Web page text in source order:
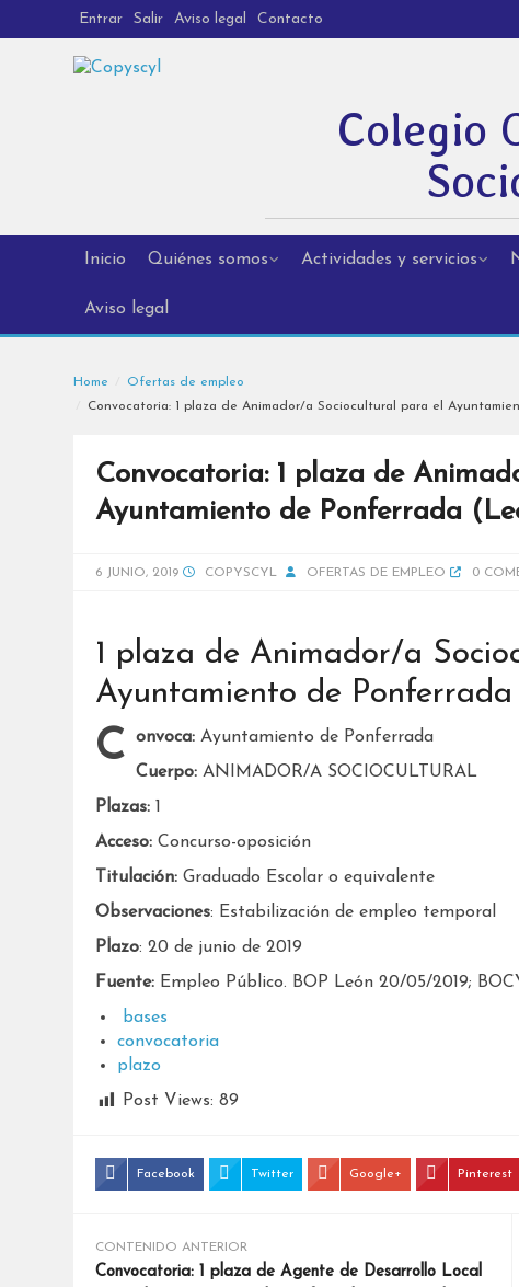
Entrar Salir Aviso legal Contacto
Colegio
Inicio Quiénes somos Actividades y servicios
Aviso legal
Home
Ofertas de empleo
Convocatoria: 1 plaza de Animador/a Sociocultural para el
Convocatoria: 1 plaza de
Ayuntamiento de Ponferrada
6 JUNIO, 2019 COPYSCYL OFERTAS DE EMPLEO 0
1 plaza de Animador/a
Ayuntamiento de
Convoca:Ayuntamiento de Ponferrada
Cuerpo:ANIMADOR/A SOCIOCULTURAL
Plazas:1
Acceso:Concurso-oposición
Titulación:Graduado Escolar o equivalente
Observaciones: Estabilización de empleo temporal
Plazo: 20 de junio de 2019
Fuente: Empleo Público. BOP León 20/05/2019;
bases
convocatoria
plazo
Post Views: 89
Facebook Twitter Google+ Pinterest
CONTENIDO ANTERIOR
Convocatoria: 1 plaza de Agente de Desarrollo Local